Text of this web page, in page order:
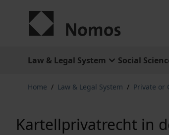
Law & Legal System Social
Home / Law & Legal System / Private or
Kartellprivatrecht in